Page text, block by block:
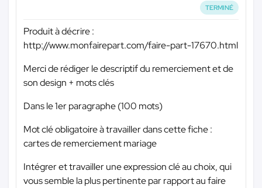
TERMINÉ
Produit à décrire :
http://www.monfairepart.com/faire-part-17670.html
Merci de rédiger le descriptif du remerciement et de
son design + mots clés
Dans le 1er paragraphe (100 mots)
Mot clé obligatoire à travailler dans cette fiche :
cartes de remerciement mariage
Intégrer et travailler une expression clé au choix, qui
vous semble la plus pertinente par rapport au faire